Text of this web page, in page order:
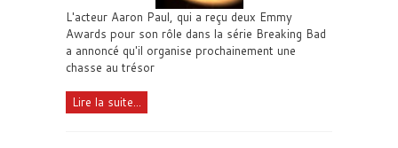
L'acteur Aaron Paul, qui a reçu deux Emmy
Awards pour son rôle dans la série Breaking Bad
a annoncé qu'il organise prochainement une
chasse au trésor
Lire la suite...